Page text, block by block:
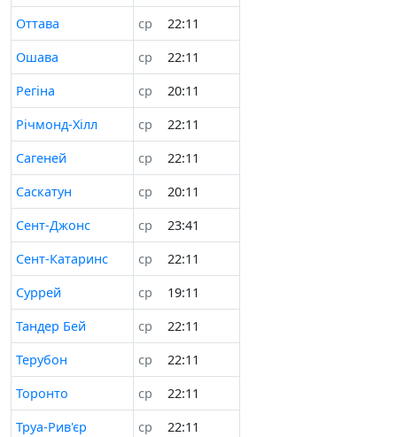
Оттава
ср
22:11
Ошава
ср
22:11
Регіна
ср
20:11
Річмонд-Хілл
ср
22:11
Сагеней
ср
22:11
Саскатун
ср
20:11
Сент-Джонс
ср
23:41
Сент-Катаринс
ср
22:11
Суррей
ср
19:11
Тандер Бей
ср
22:11
Терубон
ср
22:11
Торонто
ср
22:11
Труа-Рив'єр
ср
22:11